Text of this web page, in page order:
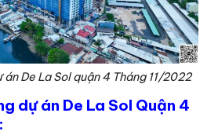
De La Sol quận 4 Tháng 11/2022
dự án De La Sol Quận 4